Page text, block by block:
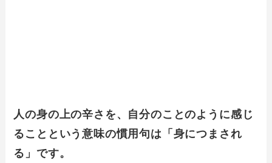
人の身の上の辛さを、自分のことのように感じ
ることという意味の慣用句は「身につまされ
る」です。